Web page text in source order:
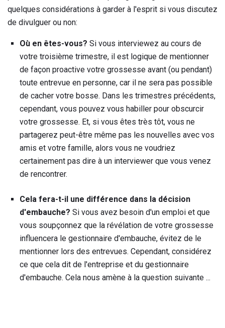
quelques considérations à garder à l'esprit si vous discutez
de divulguer ou non:
Où en êtes-vous? Si vous interviewez au cours de
votre troisième trimestre, il est logique de mentionner
de façon proactive votre grossesse avant (ou pendant)
toute entrevue en personne, car il ne sera pas possible
de cacher votre bosse. Dans les trimestres précédents,
cependant, vous pouvez vous habiller pour obscurcir
votre grossesse. Et, si vous êtes très tôt, vous ne
partagerez peut-être même pas les nouvelles avec vos
amis et votre famille, alors vous ne voudriez
certainement pas dire à un interviewer que vous venez
de rencontrer.
Cela fera-t-il une différence dans la décision
d'embauche? Si vous avez besoin d'un emploi et que
vous soupçonnez que la révélation de votre grossesse
influencera le gestionnaire d'embauche, évitez de le
mentionner lors des entrevues. Cependant, considérez
ce que cela dit de l'entreprise et du gestionnaire
d'embauche. Cela nous amène à la question suivante ...